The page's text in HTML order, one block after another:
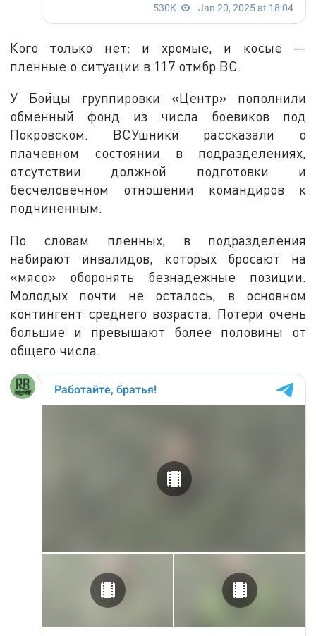
Кого только нет: и хромые, и косые —
пленные о ситуации в 117 отмбр ВС.
У Бойцы группировки «Центр» пополнили
обменный фонд из числа боевиков под
Покровском. ВСУшники рассказали о
плачевном состоянии в подразделениях,
отсутствии должной подготовки и
бесчеловечном отношении командиров к
подчиненным.
По словам пленных, в подразделения
набирают инвалидов, которых бросают на
«мясо» оборонять безнадежные позиции.
Молодых почти не осталось, в основном
контингент среднего возраста. Потери очень
большие и превышают более половины от
общего числа.